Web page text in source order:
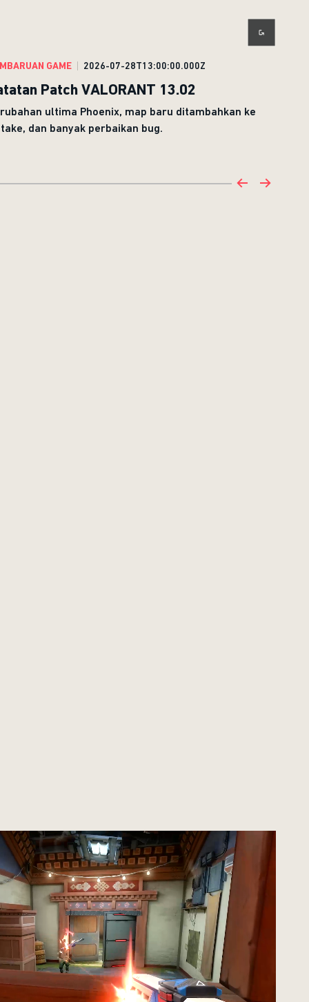
GAME 2026-07-28T13:00:00.000Z
Patch VALORANT 13.02
ultima Phoenix, map baru ditambahkan ke
dan banyak perbaikan bug.